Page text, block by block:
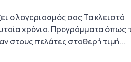
ο λογαριασμός σας Τα κλειστά
χρόνια. Προγράμματα όπως
στους πελάτες σταθερή τιμή...